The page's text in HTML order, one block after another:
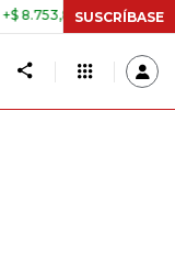
+2,19% TASA DE
SUSCRÍBASE